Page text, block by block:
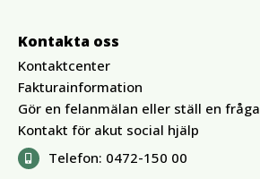
Kontakta oss
Kontaktcenter
Fakturainformation
Gör en felanmälan eller ställ en fråga
Kontakt för akut social hjälp
Telefon: 0472-150 00